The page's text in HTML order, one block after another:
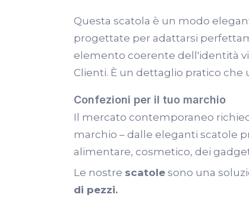
Questa scatola è un modo
progettate per adattarsi
elemento coerente dell'identità
Clienti. È un dettaglio pratico
Confezioni per il tuo marchio
Il mercato contemporaneo
marchio – dalle eleganti scatole
alimentare, cosmetico, dei gadget
Le nostre scatole sono una
di pezzi.